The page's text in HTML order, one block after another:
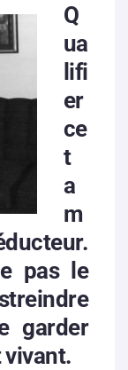
Q
ua
lifi
er
ce
t
a
m
pas le
garder
vivant.